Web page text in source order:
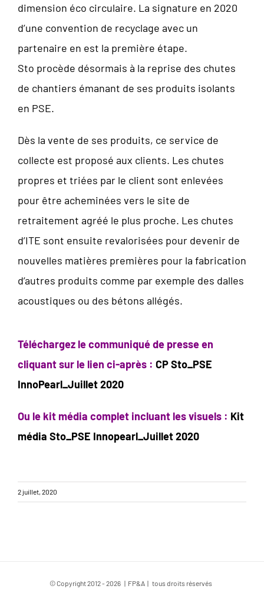
dimension éco circulaire. La signature en 2020
d’une convention de recyclage avec un
partenaire en est la première étape.
Sto procède désormais à la reprise des chutes
de chantiers émanant de ses produits isolants
en PSE.
Dès la vente de ses produits, ce service de
collecte est proposé aux clients. Les chutes
propres et triées par le client sont enlevées
pour être acheminées vers le site de
retraitement agréé le plus proche. Les chutes
d’ITE sont ensuite revalorisées pour devenir de
nouvelles matières premières pour la fabrication
d’autres produits comme par exemple des dalles
acoustiques ou des bétons allégés.
Téléchargez le communiqué de presse en
cliquant sur le lien ci-après : CP Sto_PSE
InnoPearl_Juillet 2020
Ou le kit média complet incluant les visuels : Kit
média Sto_PSE Innopearl_Juillet 2020
2 juillet, 2020
© Copyright 2012 -2026 | FP&A | tous droits réservés